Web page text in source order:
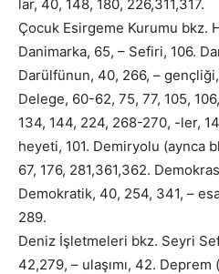
lar, 40, 148, 180, 226,311,317.
Çocuk Esirgeme Kurumu bkz.
Danimarka, 65, – Sefiri, 106.
Darülfünun, 40, 266, –
Delege, 60-62, 75, 77, 105,
134, 144, 224, 268-270, -ler,
heyeti, 101. Demiryolu (aynca
67, 176, 281,361,362.
Demokratik, 40, 254, 341, –
289.
Deniz İşletmeleri bkz. Seyri
42,279, – ulaşımı, 42. Deprem